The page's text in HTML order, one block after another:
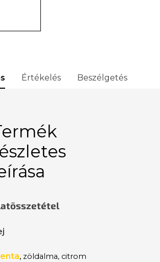
Értékelés Beszélgetés
, zöldalma, citrom